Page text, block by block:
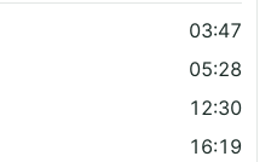
03:47
05:28
12:30
16:19